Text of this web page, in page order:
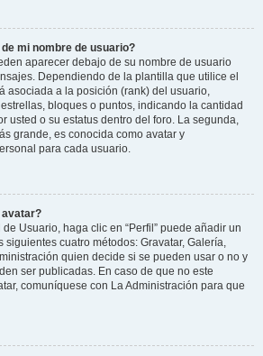
mi nombre de usuario?
aparecer debajo de su nombre de usuario
Dependiendo de la plantilla que utilice el
asociada a la posición (rank) del usuario,
bloques o puntos, indicando la cantidad
usted o su estatus dentro del foro. La segunda,
grande, es conocida como avatar y
para cada usuario.
avatar?
Usuario, haga clic en “Perfil” puede añadir un
cuatro métodos: Gravatar, Galería,
quien decide si se pueden usar o no y
ser publicadas. En caso de que no este
comuníquese con La Administración para que